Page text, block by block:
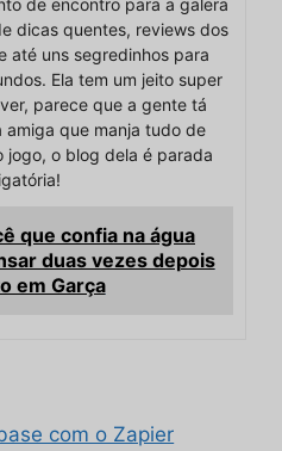
de encontro para a galera
dicas quentes, reviews dos
até uns segredinhos para
Ela tem um jeito super
parece que a gente tá
amiga que manja tudo de
jogo, o blog dela é parada
que confia na água
duas vezes depois
em Garça
com o Zapier